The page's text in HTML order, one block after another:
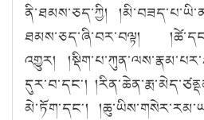
ནི་ཐམས་ཅད་ཀྱི།
ཐམས་ཅད་ཞི་བར་བལྟ།
འགྱུར།
དུར་བ་དང༌།
མེ་ཏོག་དང༌།